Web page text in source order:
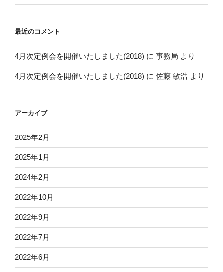
最近のコメント
4月次定例会を開催いたしました(2018) に 事務局 より
4月次定例会を開催いたしました(2018) に 佐藤 敏浩 より
アーカイブ
2025年2月
2025年1月
2024年2月
2022年10月
2022年9月
2022年7月
2022年6月